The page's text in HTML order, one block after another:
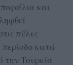
και
πύλες
περίοδο κατά
την Τουρκία